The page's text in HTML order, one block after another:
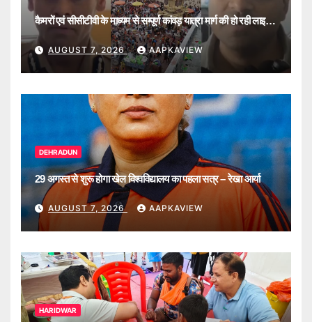
कैमरों एवं सीसीटीवी के माध्यम से सम्पूर्ण कांवड़ यात्रा मार्ग की हो रही लाइव
मॉनिटरिंग
AUGUST 7, 2026 AAPKAVIEW
DEHRADUN
29 अगस्त से शुरू होगा खेल विश्वविद्यालय का पहला सत्र – रेखा आर्या
AUGUST 7, 2026 AAPKAVIEW
HARIDWAR